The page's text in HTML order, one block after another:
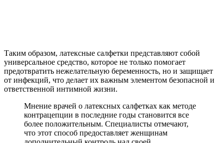
Таким образом, латексные салфетки представляют собой
универсальное средство, которое не только помогает
предотвратить нежелательную беременность, но и защищает
от инфекций, что делает их важным элементом безопасной и
ответственной интимной жизни.
Мнение врачей о латексных салфетках как методе
контрацепции в последние годы становится все
более положительным. Специалисты отмечают,
что этот способ предоставляет женщинам